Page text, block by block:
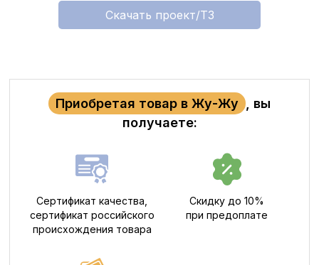
Скачать проект/ТЗ
Приобретая товар в Жу-Жу
, вы
получаете:
Сертификат качества,
сертификат российского
происхождения товара
Скидку до 10%
при предоплате